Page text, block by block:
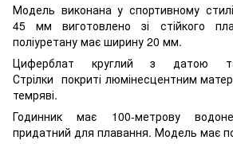
Модель виконана у спортивному
45 мм виготовлено зі стійкого
поліуретану має ширину 20 мм.
Циферблат круглий з датою
Стрілки покриті люмінесцентним
темряві.
Годинник має 100-метрову
придатний для плавання. Модель має